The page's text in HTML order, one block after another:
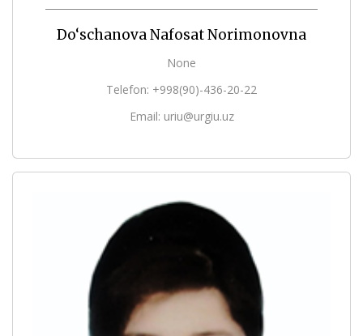
Do‘schanova Nafosat Norimonovna
None
Telefon: +998(90)-436-20-22
Email: uriu@urgiu.uz